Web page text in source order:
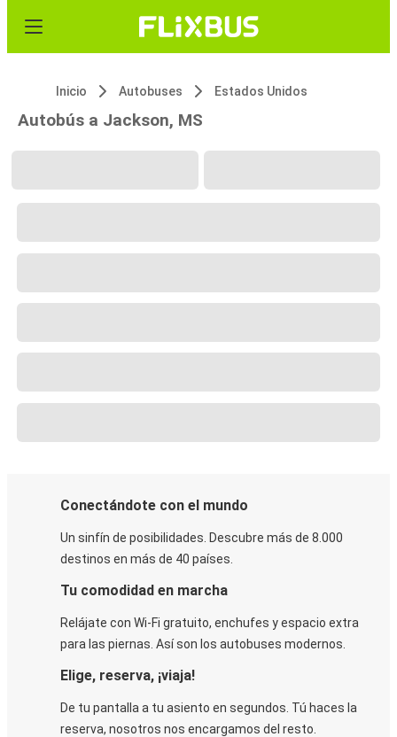
Inicio Autobuses Estados Unidos
Autobús a Jackson, MS
Conectándote con el mundo
Un sinfín de posibilidades. Descubre más de 8.000
destinos en más de 40 países.
Tu comodidad en marcha
Relájate con Wi-Fi gratuito, enchufes y espacio extra
para las piernas. Así son los autobuses modernos.
Elige, reserva, ¡viaja!
De tu pantalla a tu asiento en segundos. Tú haces la
reserva, nosotros nos encargamos del resto.